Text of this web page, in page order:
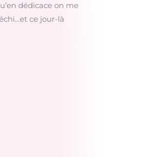
dédicace on me
ce jour-là